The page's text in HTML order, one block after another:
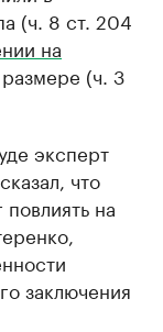
(ч. 8 ст. 204
на
(ч. 3
эксперт
что
на
заключения